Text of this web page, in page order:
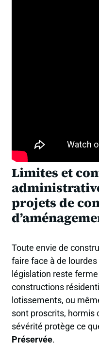
Limites et
projets de
Toute envie de
faire face à de
législation reste
constructions
lotissements, ou
sont proscrits, hormis
sévérité protège ce
Préservée.